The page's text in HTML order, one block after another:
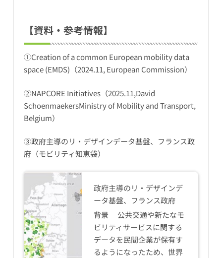
【資料・参考情報】
①Creation of a common European mobility data
space (EMDS)（2024.11, European Commission）
②NAPCORE Initiatives（2025.11,David
SchoenmaekersMinistry of Mobility and Transport,
Belgium）
③政府主導のリ・デザインデータ基盤、フランス政
府（モビリティ知恵袋）
政府主導のリ・デザインデ
ータ基盤、フランス政府
背景 公共交通や新たなモ
ビリティサービスに関する
データを民間企業が保有す
るようになったため、世界